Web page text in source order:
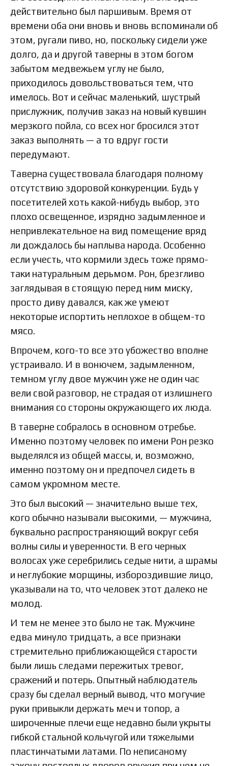
действительно был паршивым. Время от
времени оба они вновь и вновь вспоминали об
этом, ругали пиво, но, поскольку сидели уже
долго, да и другой таверны в этом богом
забытом медвежьем углу не было,
приходилось довольствоваться тем, что
имелось. Вот и сейчас маленький, шустрый
прислужник, получив заказ на новый кувшин
мерзкого пойла, со всех ног бросился этот
заказ выполнять — а то вдруг гости
передумают.
Таверна существовала благодаря полному
отсутствию здоровой конкуренции. Будь у
посетителей хоть какой-нибудь выбор, это
плохо освещенное, изрядно задымленное и
непривлекательное на вид помещение вряд
ли дождалось бы наплыва народа. Особенно
если учесть, что кормили здесь тоже прямо-
таки натуральным дерьмом. Рон, брезгливо
заглядывая в стоящую перед ним миску,
просто диву давался, как же умеют
некоторые испортить неплохое в общем-то
мясо.
Впрочем, кого-то все это убожество вполне
устраивало. И в вонючем, задымленном,
темном углу двое мужчин уже не один час
вели свой разговор, не страдая от излишнего
внимания со стороны окружающего их люда.
В таверне собралось в основном отребье.
Именно поэтому человек по имени Рон резко
выделялся из общей массы, и, возможно,
именно поэтому он и предпочел сидеть в
самом укромном месте.
Это был высокий — значительно выше тех,
кого обычно называли высокими, — мужчина,
буквально распространяющий вокруг себя
волны силы и уверенности. В его черных
волосах уже серебрились седые нити, а шрамы
и неглубокие морщины, избороздившие лицо,
указывали на то, что человек этот далеко не
молод.
И тем не менее это было не так. Мужчине
едва минуло тридцать, а все признаки
стремительно приближающейся старости
были лишь следами пережитых тревог,
сражений и потерь. Опытный наблюдатель
сразу бы сделал верный вывод, что могучие
руки привыкли держать меч и топор, а
широченные плечи еще недавно были укрыты
гибкой стальной кольчугой или тяжелыми
пластинчатыми латами. По неписаному